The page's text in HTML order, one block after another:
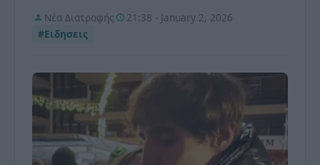
Νέα Διατροφής
21:38 - January 2, 2026
#Ειδησεις